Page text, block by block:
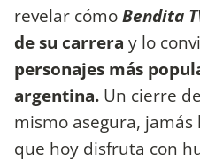
revelar cómoBendita
de su carrera y lo
personajes más
argentina. Un cierre
mismo asegura,
que hoy disfruta con